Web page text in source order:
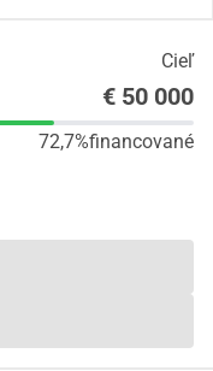
Cieľ
€ 50 000
72,7%financované